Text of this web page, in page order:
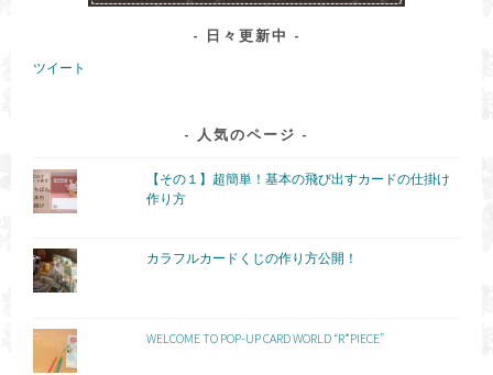
日々更新中
ツイート
人気のページ
【その１】超簡単！基本の飛び出すカードの仕掛け
作り方
カラフルカードくじの作り方公開！
WELCOME TO POP-UP CARD WORLD “R*PIECE”